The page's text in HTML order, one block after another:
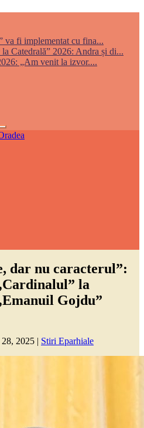
va fi implementat cu fina...
Catedrală” 2026: Andra și di...
„Am venit la izvor....
dar nu caracterul”:
la
Gojdu”
2025 | Stiri Eparhiale